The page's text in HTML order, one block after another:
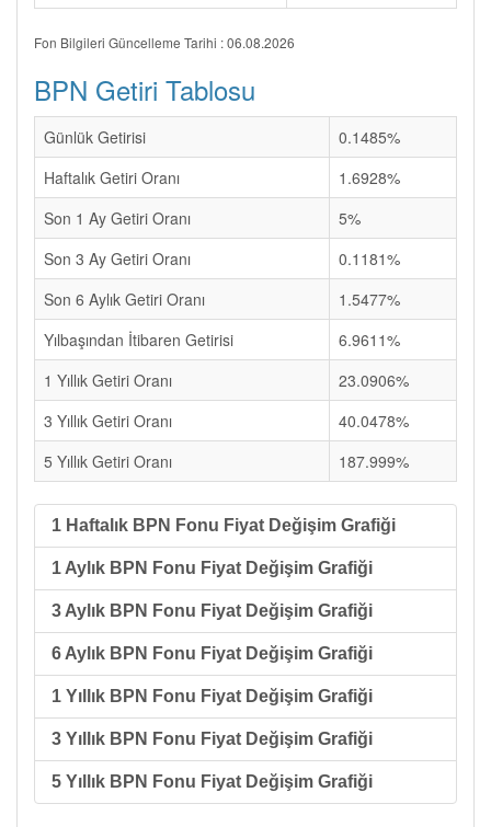
Fon Bilgileri Güncelleme Tarihi : 06.08.2026
BPN Getiri Tablosu
Günlük Getirisi
0.1485%
Haftalık Getiri Oranı
1.6928%
Son 1 Ay Getiri Oranı
5%
Son 3 Ay Getiri Oranı
0.1181%
Son 6 Aylık Getiri Oranı
1.5477%
Yılbaşından İtibaren Getirisi
6.9611%
1 Yıllık Getiri Oranı
23.0906%
3 Yıllık Getiri Oranı
40.0478%
5 Yıllık Getiri Oranı
187.999%
1 Haftalık BPN Fonu Fiyat Değişim Grafiği
1 Aylık BPN Fonu Fiyat Değişim Grafiği
3 Aylık BPN Fonu Fiyat Değişim Grafiği
6 Aylık BPN Fonu Fiyat Değişim Grafiği
1 Yıllık BPN Fonu Fiyat Değişim Grafiği
3 Yıllık BPN Fonu Fiyat Değişim Grafiği
5 Yıllık BPN Fonu Fiyat Değişim Grafiği